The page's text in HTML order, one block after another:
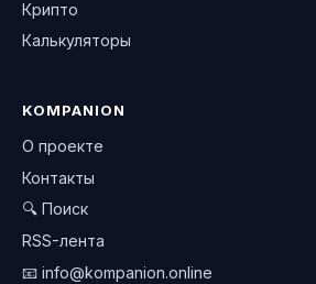
Крипто
Калькуляторы
KOMPANION
О проекте
Контакты
🔍 Поиск
RSS-лента
📧 info@kompanion.online